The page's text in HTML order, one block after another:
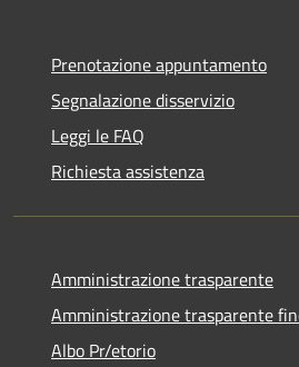
Prenotazione appuntamento
Segnalazione disservizio
Leggi le FAQ
Richiesta assistenza
Amministrazione trasparente
Amministrazione trasparente
Albo Pr/etorio